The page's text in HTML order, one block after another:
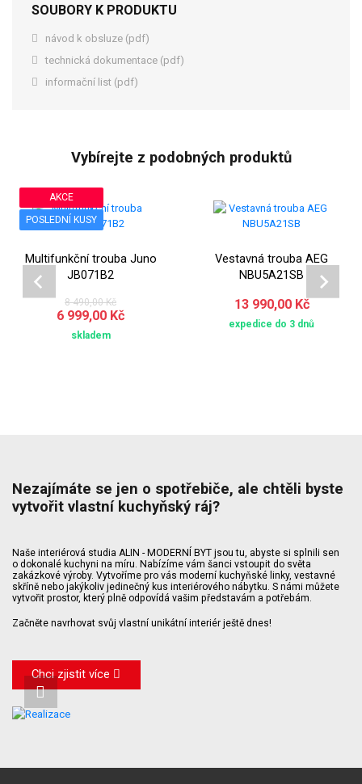
SOUBORY K PRODUKTU
návod k obsluze (pdf)
technická dokumentace (pdf)
informační list (pdf)
Vybírejte z podobných produktů
AKCE
POSLEDNÍ KUSY
Multifunkční trouba Juno
JB071B2
8 490,00 Kč
6 999,00 Kč
skladem
Vestavná trouba AEG
NBU5A21SB
13 990,00 Kč
expedice do 3 dnů
Nezajímáte se jen o spotřebiče, ale chtěli byste
vytvořit vlastní kuchyňský ráj?
Naše interiérová studia ALIN - MODERNÍ BYT jsou tu, abyste si splnili sen
o dokonalé kuchyni na míru. Nabízíme vám šanci vstoupit do světa
zakázkové výroby. Vytvoříme pro vás moderní kuchyňské linky, vestavné
skříně nebo jakýkoliv jedinečný kus interiérového nábytku. S námi můžete
vytvořit prostor, který plně odpovídá vašim představám a potřebám.
Začněte navrhovat svůj vlastní unikátní interiér ještě dnes!
Chci zjistit více